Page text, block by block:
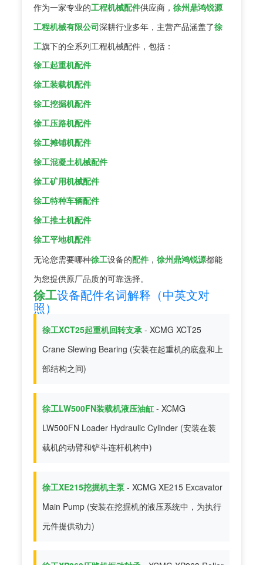
作为一家专业的工程机械配件供应商， 徐州鼎鸿锐源
工程机械有限公司深耕行业多年，主营产品涵盖了徐
工旗下的全系列工程机械配件，包括：
徐工起重机配件
徐工装载机配件
徐工挖掘机配件
徐工压路机配件
徐工摊铺机配件
徐工混凝土机械配件
徐工矿用机械配件
徐工特种车辆配件
徐工推土机配件
徐工平地机配件
无论您需要哪种徐工设备的配件， 徐州鼎鸿锐源都能
为您提供原厂品质的可靠选择。
徐工设备配件名词解释（中英文对
照）
徐工XCT25起重机回转支承- XCMG XCT25
Crane Slewing Bearing (安装在起重机的底盘和上
部结构之间)
徐工LW500FN装载机液压油缸- XCMG
LW500FN Loader Hydraulic Cylinder (安装在装
载机的动臂和铲斗连杆机构中)
徐工XE215挖掘机主泵- XCMG XE215 Excavator
Main Pump (安装在挖掘机的液压系统中，为执行
元件提供动力)